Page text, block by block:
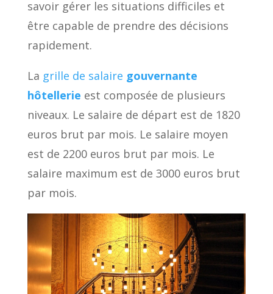
savoir gérer les situations difficiles et
être capable de prendre des décisions
rapidement.
La grille de salaire gouvernante
hôtellerie est composée de plusieurs
niveaux. Le salaire de départ est de 1820
euros brut par mois. Le salaire moyen
est de 2200 euros brut par mois. Le
salaire maximum est de 3000 euros brut
par mois.